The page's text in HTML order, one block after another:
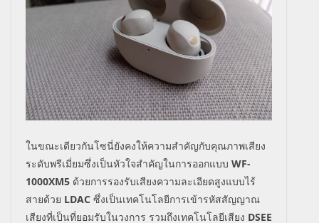
ในขณะเดียวกันโซนี่ยังคงให้ความสำคัญกับคุณภาพเสียง
ระดับพรีเมี่ยมซึ่งเป็นหัวใจสำคัญในการออกแบบ WF-
1000XM5 ด้วยการรองรับเสียงความละเอียดสูงแบบไร้
สายด้วย LDAC ซึ่งเป็นเทคโนโลยีการเข้ารหัสสัญญาณ
เสียงที่เป็นที่ยอมรับในวงการ รวมถึงเทคโนโลยีเสียง DSEE